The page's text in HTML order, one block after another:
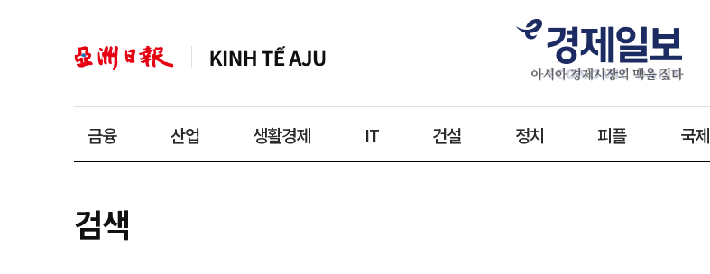
금융 산업 생활경제 IT 건설 정치 피플 국제
검색